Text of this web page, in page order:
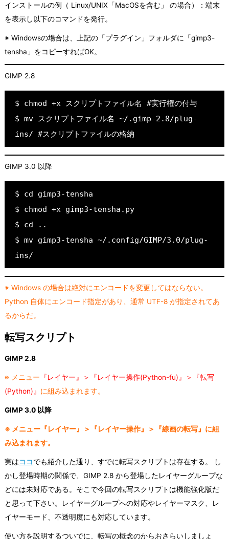
インストールの例（ Linux/UNIX「MacOSを含む」 の場合）：端末
を表示し以下のコマンドを発行。
※ Windowsの場合は、上記の「プラグイン」フォルダに「gimp3-
tensha」をコピーすればOK。
GIMP 2.8
$ chmod +x スクリプトファイル名 #実行権の付与
$ mv スクリプトファイル名 ~/.gimp-2.8/plug-
ins/ #スクリプトファイルの格納
GIMP 3.0 以降
$ cd gimp3-tensha
$ chmod +x gimp3-tensha.py
$ cd ..
$ mv gimp3-tensha ~/.config/GIMP/3.0/plug-
ins/
※ Windows の場合は絶対にエンコードを変更してはならない。
Python 自体にエンコード指定があり、通常 UTF-8 が指定されてあ
るからだ。
転写スクリプト
GIMP 2.8
※ メニュー 『レイヤー』＞『レイヤー操作(Python-fu)』＞『転写
(Python)』 に組み込まれます。
GIMP 3.0 以降
※ メニュー『レイヤー』＞『レイヤー操作』＞『線画の転写』に組
み込まれます。
実はココでも紹介した通り、すでに転写スクリプトは存在する。 し
かし登場時期の関係で、GIMP 2.8 から登場したレイヤーグループな
どには未対応である。そこで今回の転写スクリプトは機能強化版だ
と思って下さい。レイヤーグループへの対応やレイヤーマスク、レ
イヤーモード、不透明度にも対応しています。
使い方を説明するついでに、転写の概念のからおさらいしましょ